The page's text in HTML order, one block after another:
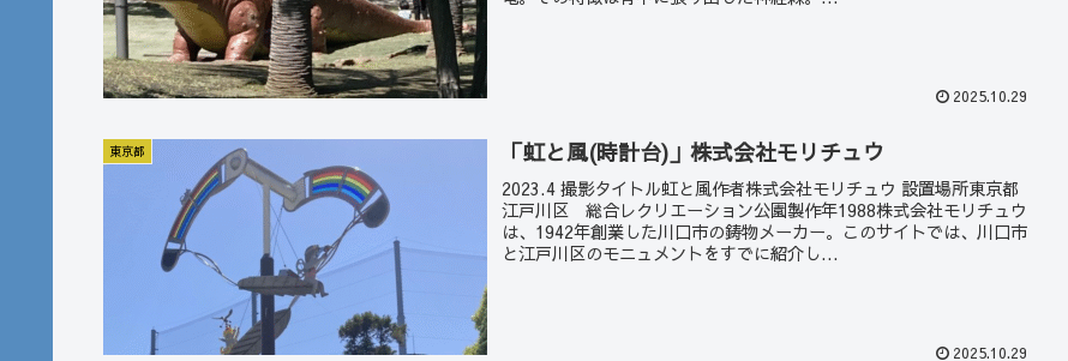
2025.10.29
東京都 「虹と風(時計台)」株式会社モリチュウ
2023.4 撮影タイトル虹と風作者株式会社モリチュウ 設置場所東京都
江戸川区 総合レクリエーション公園製作年1988株式会社モリチュウ
は、1942年創業した川口市の鋳物メーカー。このサイトでは、川口市
と江戸川区のモニュメントをすでに紹介し...
2025.10.29